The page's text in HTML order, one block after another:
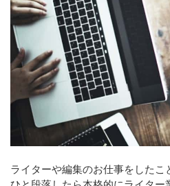
ライターや編集のお仕事をした